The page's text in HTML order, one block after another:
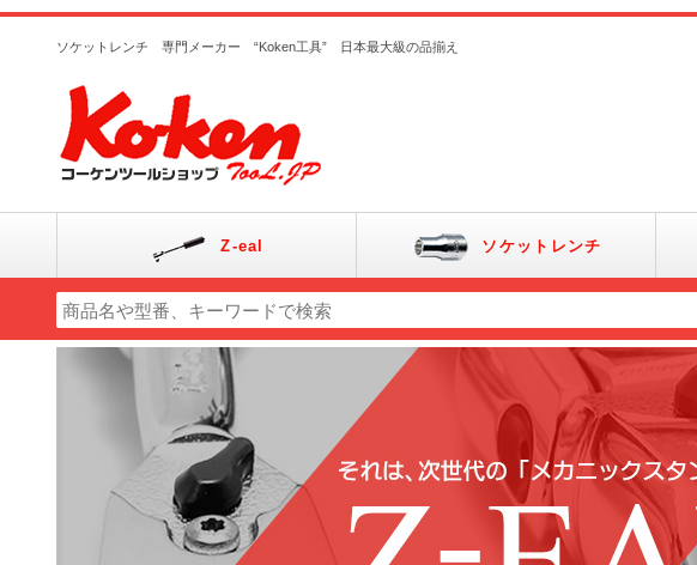
ソケットレンチ 専門メーカー “Koken工具” 日本最大級の品揃え
Z-eal ソケットレンチ